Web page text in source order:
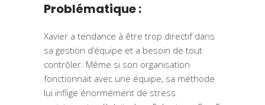
Problématique :
Xavier a tendance à être trop directif dans
sa gestion d’équipe et a besoin de tout
contrôler. Même si son organisation
fonctionnait avec une équipe, sa méthode
lui inflige énormément de stress